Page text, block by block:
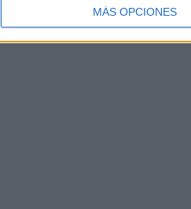
MÁS OPCIONES